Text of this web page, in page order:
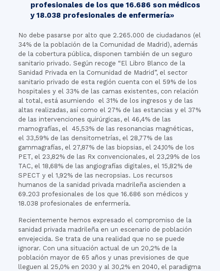
profesionales de los que 16.686 son médicos
y 18.038 profesionales de enfermería»
No debe pasarse por alto que 2.265.000 de ciudadanos (el
34% de la población de la Comunidad de Madrid), además
de la cobertura pública, disponen también de un seguro
sanitario privado. Según recoge “El Libro Blanco de la
Sanidad Privada en la Comunidad de Madrid”, el sector
sanitario privado de esta región cuenta con el 59% de los
hospitales y el 33% de las camas existentes, con relación
al total, está asumiendo el 31% de los ingresos y de las
altas realizadas, así como el 27% de las estancias y el 37%
de las intervenciones quirúrgicas, el 46,4% de las
mamografías, el 45,53% de las resonancias magnéticas,
el 33,59% de las densitometrías, el 28,77% de las
gammagrafías, el 27,87% de las biopsias, el 24,10% de los
PET, el 23,82% de las Rx convencionales, el 23,29% de los
TAC, el 18,68% de las angiografías digitales, el 15,82% de
SPECT y el 1,92% de las necropsias. Los recursos
humanos de la sanidad privada madrileña ascienden a
69.203 profesionales de los que 16.686 son médicos y
18.038 profesionales de enfermería.
Recientemente hemos expresado el compromiso de la
sanidad privada madrileña en un escenario de población
envejecida. Se trata de una realidad que no se puede
ignorar. Con una situación actual de un 20,2% de la
población mayor de 65 años y unas previsiones de que
lleguen al 25,0% en 2030 y al 30,2% en 2040, el paradigma